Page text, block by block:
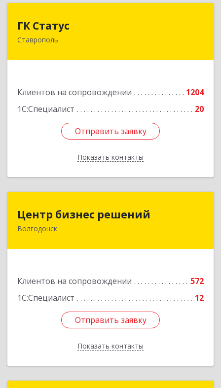
ГК Статус
Ставрополь
Клиентов на сопровождении
1204
1С:Специалист
20
Отправить заявку
Показать контакты
355002, Ставропольский край, Ставрополь г,
Отправить заявку
Назад
Центр бизнес решений
Волгодонск
Клиентов на сопровождении
572
1С:Специалист
12
Отправить заявку
Показать контакты
Центр бизнес решений
347375, Ростовская обл, Волгодонск г,
Отправить заявку
Назад